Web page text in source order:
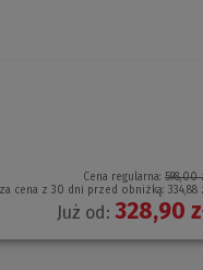
Cena regularna: 598,00
cena z 30 dni przed obniżką: 334,88
Już od: 328,90